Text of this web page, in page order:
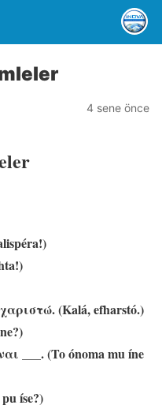
4 sene önce
(Kalá, efharstó.)
___. (To ónoma mu íne
íse?)